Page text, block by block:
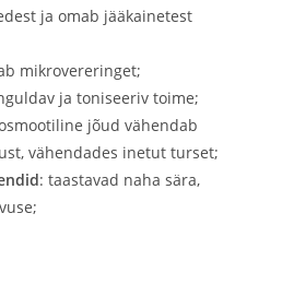
ja omab jääkainetest
mikrovereringet;
ja toniseeriv toime;
jõud vähendab
vähendades inetut turset;
: taastavad naha sära,